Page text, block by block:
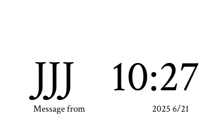
JJJ 10:27
Message from 2025 6/21